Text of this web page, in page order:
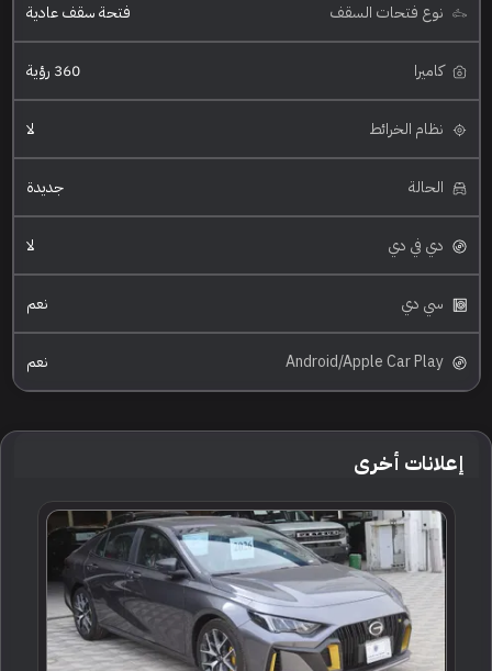
نوع فتحات السقف فتحة سقف عادية
كاميرا 360 رؤية
نظام الخرائط لا
الحالة جديدة
دي في دي لا
سي دي نعم
Android/Apple Car Play نعم
إعلانات أخرى